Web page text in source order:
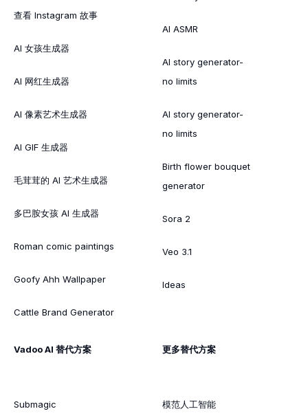
查看 Instagram 故事
AI 女孩生成器
AI 网红生成器
AI 像素艺术生成器
AI GIF 生成器
毛茸茸的 AI 艺术生成器
多巴胺女孩 AI 生成器
Roman comic paintings
Goofy Ahh Wallpaper
Cattle Brand Generator
AI ASMR
AI story generator-
no limits
AI story generator-
no limits
Birth flower bouquet
generator
Sora 2
Veo 3.1
Ideas
Vadoo AI 替代方案
Submagic
更多替代方案
模范人工智能